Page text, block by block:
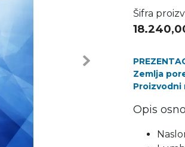
Next
Šifra
Zemlja
Proizvodni
Opis